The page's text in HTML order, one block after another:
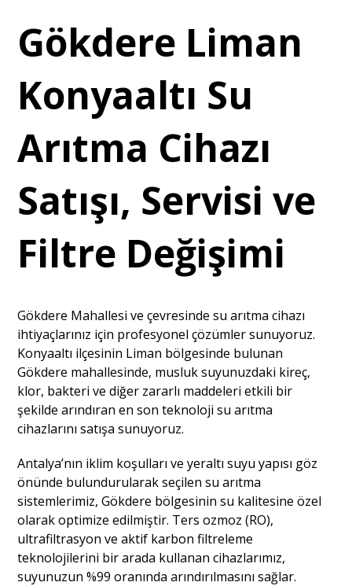
Gökdere Liman
Konyaaltı Su
Arıtma Cihazı
Satışı, Servisi ve
Filtre Değişimi
Gökdere Mahallesi ve çevresinde su arıtma cihazı
ihtiyaçlarınız için profesyonel çözümler sunuyoruz.
Konyaaltı ilçesinin Liman bölgesinde bulunan
Gökdere mahallesinde, musluk suyunuzdaki kireç,
klor, bakteri ve diğer zararlı maddeleri etkili bir
şekilde arındıran en son teknoloji su arıtma
cihazlarını satışa sunuyoruz.
Antalya’nın iklim koşulları ve yeraltı suyu yapısı göz
önünde bulundurularak seçilen su arıtma
sistemlerimiz, Gökdere bölgesinin su kalitesine özel
olarak optimize edilmiştir. Ters ozmoz (RO),
ultrafiltrasyon ve aktif karbon filtreleme
teknolojilerini bir arada kullanan cihazlarımız,
suyunuzun %99 oranında arındırılmasını sağlar.